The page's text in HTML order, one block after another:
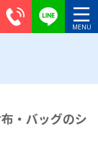
・バッグのシ